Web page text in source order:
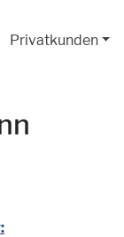
Privatkunden